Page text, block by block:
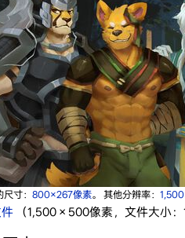
寸： 800×267像素。 其他分辨率：
‎ （1,500 × 500像素，文件大小